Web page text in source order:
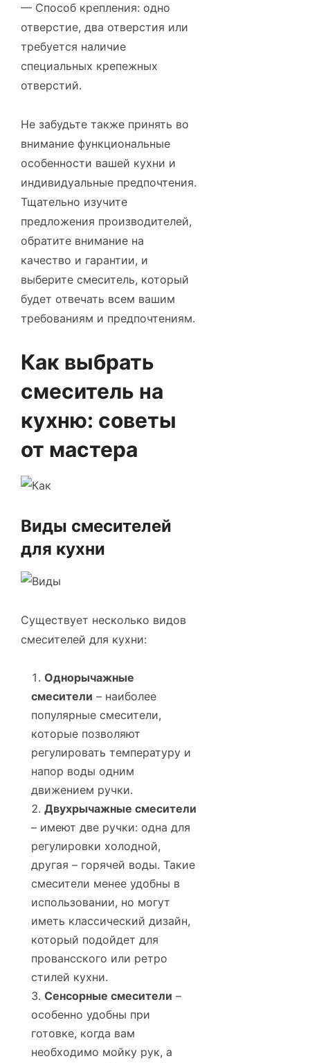
— Способ крепления: одно
отверстие, два отверстия или
требуется наличие
специальных крепежных
отверстий.
Не забудьте также принять во
внимание функциональные
особенности вашей кухни и
индивидуальные предпочтения.
Тщательно изучите
предложения производителей,
обратите внимание на
качество и гарантии, и
выберите смеситель, который
будет отвечать всем вашим
требованиям и предпочтениям.
Как выбрать
смеситель на
кухню: советы
от мастера
Виды смесителей
для кухни
Существует несколько видов
смесителей для кухни:
Однорычажные
смесители – наиболее
популярные смесители,
которые позволяют
регулировать температуру и
напор воды одним
движением ручки.
Двухрычажные смесители
– имеют две ручки: одна для
регулировки холодной,
другая – горячей воды. Такие
смесители менее удобны в
использовании, но могут
иметь классический дизайн,
который подойдет для
провансского или ретро
стилей кухни.
Сенсорные смесители –
особенно удобны при
готовке, когда вам
необходимо мойку рук, а